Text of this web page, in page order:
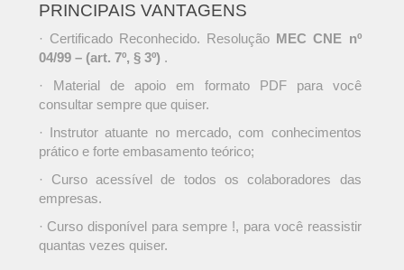
PRINCIPAIS VANTAGENS
· Certificado Reconhecido. Resolução MEC CNE nº
04/99 – (art. 7º, § 3º) .
· Material de apoio em formato PDF para você
consultar sempre que quiser.
· Instrutor atuante no mercado, com conhecimentos
prático e forte embasamento teórico;
· Curso acessível de todos os colaboradores das
empresas.
· Curso disponível para sempre !, para você reassistir
quantas vezes quiser.